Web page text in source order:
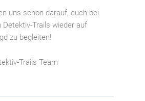
uns schon darauf, euch bei
Detektiv-Trails wieder auf
zu begleiten!
Trails Team